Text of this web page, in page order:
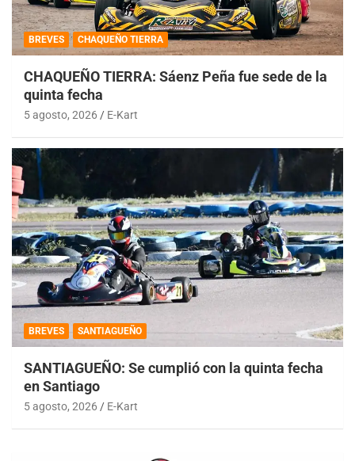
BREVES CHAQUEÑO TIERRA
CHAQUEÑO TIERRA: Sáenz Peña fue sede de la
quinta fecha
5 agosto, 2026 E-Kart
BREVES SANTIAGUEÑO
SANTIAGUEÑO: Se cumplió con la quinta fecha
en Santiago
5 agosto, 2026 E-Kart